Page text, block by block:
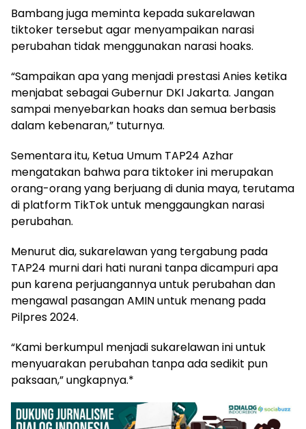
Bambang juga meminta kepada sukarelawan
tiktoker tersebut agar menyampaikan narasi
perubahan tidak menggunakan narasi hoaks.
“Sampaikan apa yang menjadi prestasi Anies ketika
menjabat sebagai Gubernur DKI Jakarta. Jangan
sampai menyebarkan hoaks dan semua berbasis
dalam kebenaran,” tuturnya.
Sementara itu, Ketua Umum TAP24 Azhar
mengatakan bahwa para tiktoker ini merupakan
orang-orang yang berjuang di dunia maya, terutama
di platform TikTok untuk menggaungkan narasi
perubahan.
Menurut dia, sukarelawan yang tergabung pada
TAP24 murni dari hati nurani tanpa dicampuri apa
pun karena perjuangannya untuk perubahan dan
mengawal pasangan AMIN untuk menang pada
Pilpres 2024.
“Kami berkumpul menjadi sukarelawan ini untuk
menyuarakan perubahan tanpa ada sedikit pun
paksaan,” ungkapnya.*